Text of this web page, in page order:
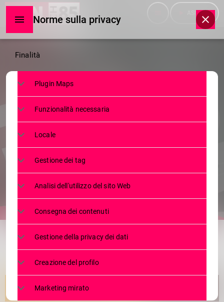
ASCOLTA
SERVIZI
FURLINI: ”DA ALBAREDO LA
GENTE NON VA PIÙ VIA, ECCO
PERCHÈ”
today 3 FEBBRAIO 2023 36
Norme sulla privacy
Norme
sulla
privacy
Finalità
Plugin Maps
Funzionalità necessaria
Locale
Gestione dei tag
Analisi dell'utilizzo del sito Web
Consegna dei contenuti
Gestione della privacy dei dati
Creazione del profilo
Marketing mirato